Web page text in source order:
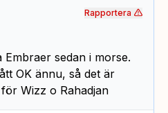
sedan i morse.
OK ännu, så det är
Wizz o Rahadjan
Rapportera